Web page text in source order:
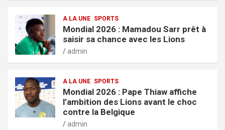
A LA UNE SPORTS
Mondial 2026 : Mamadou Sarr prêt à
saisir sa chance avec les Lions
admin
A LA UNE SPORTS
Mondial 2026 : Pape Thiaw affiche
l’ambition des Lions avant le choc
contre la Belgique
admin